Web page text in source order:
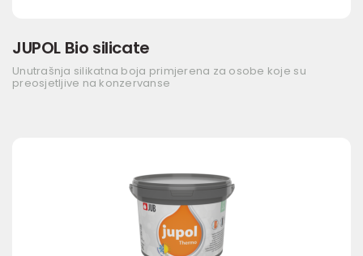
JUPOL Bio silicate
Unutrašnja silikatna boja primjerena za osobe koje su
preosjetljive na konzervanse